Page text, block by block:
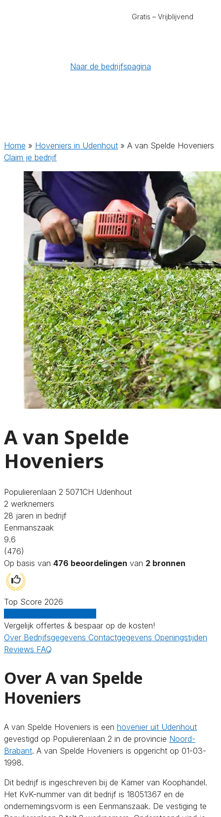
Gratis – Vrijblijvend
Naar de bedrijfspagina
Home » Hoveniers in Udenhout » A van Spelde Hoveniers
Claim je bedrijf
A van Spelde
Hoveniers
Populierenlaan 2 5071CH Udenhout
2 werknemers
28 jaren in bedrijf
Eenmanszaak
9.6
(476)
Op basis van 476 beoordelingen van 2 bronnen
Top Score 2026
Vergelijk offertes & bespaar op de kosten!
Over Bedrijfsgegevens Contactgegevens Openingstijden
Reviews FAQ
Over A van Spelde
Hoveniers
A van Spelde Hoveniers is een hovenier uit Udenhout
gevestigd op Populierenlaan 2 in de provincie Noord-
Brabant. A van Spelde Hoveniers is opgericht op 01-03-
1998.
Dit bedrijf is ingeschreven bij de Kamer van Koophandel.
Het KvK-nummer van dit bedrijf is 18051367 en de
ondernemingsvorm is een Eenmanszaak. De vestiging te